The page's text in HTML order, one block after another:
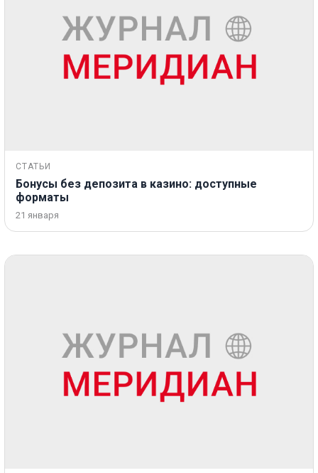
СТАТЬИ
Бонусы без депозита в казино: доступные
форматы
21 января